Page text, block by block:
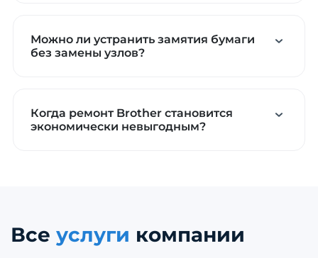
Можно ли устранить замятия бумаги
без замены узлов?
Когда ремонт Brother становится
экономически невыгодным?
Все услуги компании